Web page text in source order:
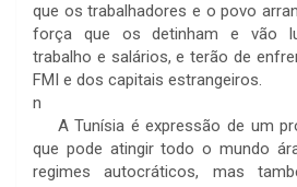
que os trabalhadores e o povo
força que os detinham e vão
trabalho e salários, e terão de
FMI e dos capitais estrangeiros.
n
A Tunísia é expressão de um
que pode atingir todo o mundo
regimes autocráticos, mas